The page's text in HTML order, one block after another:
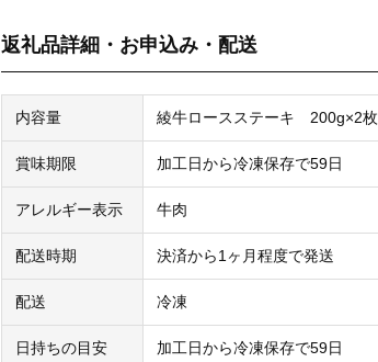
返礼品詳細・お申込み・配送
内容量 綾牛ロースステーキ 200g×2枚
賞味期限 加工日から冷凍保存で59日
アレルギー表示 牛肉
配送時期 決済から1ヶ月程度で発送
配送 冷凍
日持ちの目安 加工日から冷凍保存で59日